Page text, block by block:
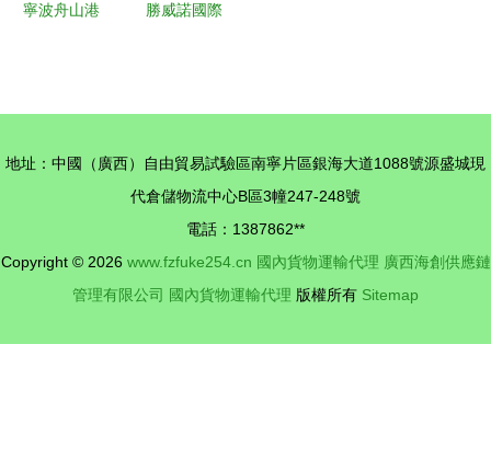
寧波舟山港
勝威諾國際
代理的專業
力量
地址：中國（廣西）自由貿易試驗區南寧片區銀海大道1088號源盛城現
代倉儲物流中心B區3幢247-248號
電話：1387862**
Copyright © 2026 www.fzfuke254.cn 國內貨物運輸代理 廣西海創供應鏈
管理有限公司 國內貨物運輸代理 版權所有 Sitemap